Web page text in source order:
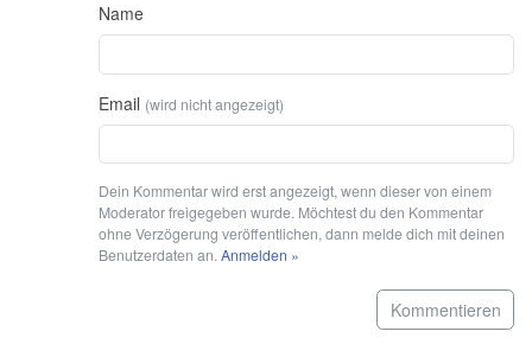
Name
Email (wird nicht angezeigt)
Dein Kommentar wird erst angezeigt, wenn dieser von einem
Moderator freigegeben wurde. Möchtest du den Kommentar
ohne Verzögerung veröffentlichen, dann melde dich mit deinen
Benutzerdaten an. Anmelden »
Kommentieren